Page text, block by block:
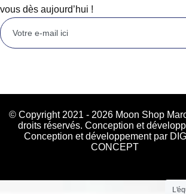
vous dès aujourd’hui !
© Copyright 2021 - 2026 Moon Shop
droits réservés. Conception et
Conception et développement par
CONCEPT